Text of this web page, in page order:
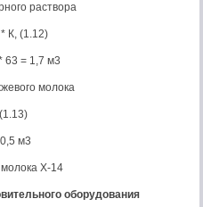
раствора
К, (1.12)
63 = 1,7 м3
молока
м3
Х-14
оборудования